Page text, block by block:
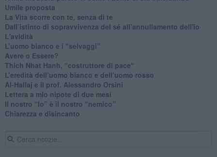
​Umile proposta
​La Vita scorre con te, senza di te
​Dall’istinto di sopravvivenza del sé all’annullamento dell'io
L'avidità
​L’uomo bianco e i “selvaggi”
​Avere o Essere?
​Thich Nhat Hanh, “costruttore di pace“
​L’eredità dell’uomo bianco e dell’uomo rosso
Al-Hallaj e il prof. Alessandro Orsini
​Lettera a mio nipote di due mesi
​Il nostro “Io” è il nostro “nemico”
​Chiarezza e disincanto